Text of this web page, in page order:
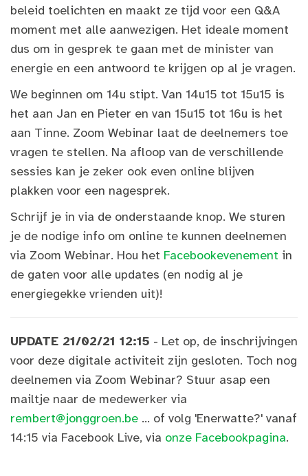
beleid toelichten en maakt ze tijd voor een Q&A
moment met alle aanwezigen. Het ideale moment
dus om in gesprek te gaan met de minister van
energie en een antwoord te krijgen op al je vragen.
We beginnen om 14u stipt. Van 14u15 tot 15u15 is
het aan Jan en Pieter en van 15u15 tot 16u is het
aan Tinne. Zoom Webinar laat de deelnemers toe
vragen te stellen. Na afloop van de verschillende
sessies kan je zeker ook even online blijven
plakken voor een nagesprek.
Schrijf je in via de onderstaande knop. We sturen
je de nodige info om online te kunnen deelnemen
via Zoom Webinar. Hou het Facebookevenement in
de gaten voor alle updates (en nodig al je
energiegekke vrienden uit)!
UPDATE 21/02/21 12:15 - Let op, de inschrijvingen
voor deze digitale activiteit zijn gesloten. Toch nog
deelnemen via Zoom Webinar? Stuur asap een
mailtje naar de medewerker via
rembert@jonggroen.be ... of volg 'Enerwatte?' vanaf
14:15 via Facebook Live, via onze Facebookpagina.